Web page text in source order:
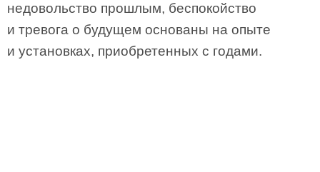
недовольство прошлым, беспокойство
и тревога о будущем основаны на опыте
и установках, приобретенных с годами.